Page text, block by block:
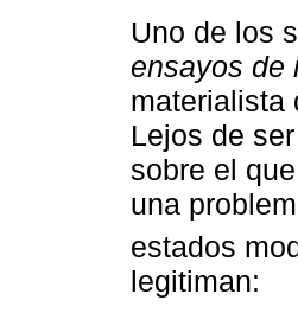
Uno de los
ensayos de
materialista
Lejos de
sobre el
una
estados
legitiman: